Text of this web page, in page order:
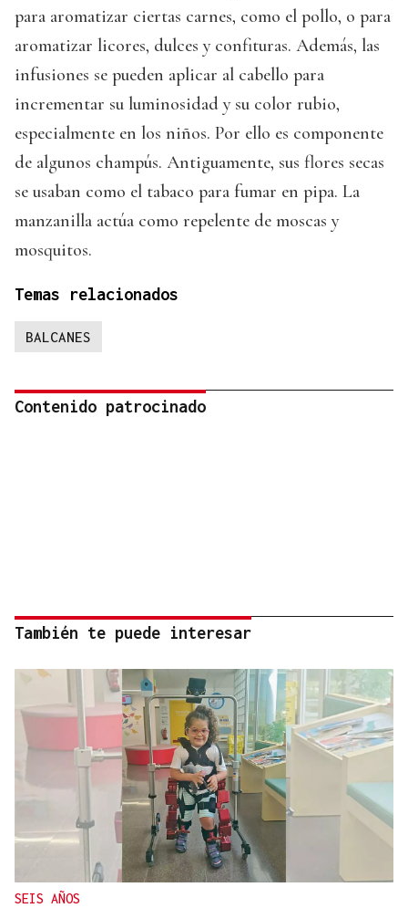
para aromatizar ciertas carnes, como el pollo, o para
aromatizar licores, dulces y confituras. Además, las
infusiones se pueden aplicar al cabello para
incrementar su luminosidad y su color rubio,
especialmente en los niños. Por ello es componente
de algunos champús. Antiguamente, sus flores secas
se usaban como el tabaco para fumar en pipa. La
manzanilla actúa como repelente de moscas y
mosquitos.
Temas relacionados
BALCANES
Contenido patrocinado
También te puede interesar
SEIS AÑOS